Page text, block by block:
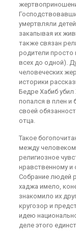
умертвляли
закапывая их
также связан
родители просто
всех до одной).
человеческих
историки
Бедре Хабиб
попался в плен и
своей
отца.
Такое
между
религиозное
нравственному
Собрание людей
хаджа имело,
знакомило их
кругозор и
идею
деле этого